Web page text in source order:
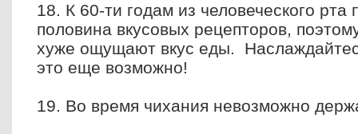
18. К 60-ти годам из человеческого рта
половина вкусовых рецепторов,
хуже ощущают вкус еды.
это еще возможно!
19. Во время чихания невозможно